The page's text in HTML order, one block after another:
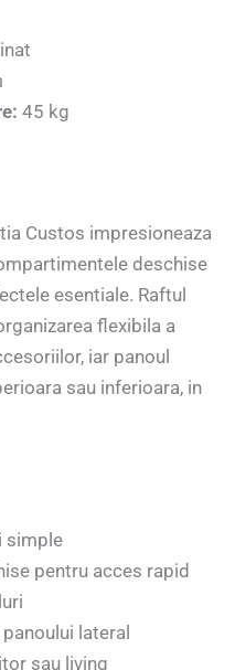
45 kg
Custos impresioneaza
deschise
esentiale. Raftul
flexibila a
iar panoul
sau inferioara, in
simple
pentru acces rapid
lateral
sau living